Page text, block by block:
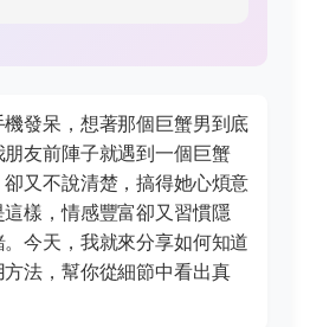
發呆，想著那個巨蟹男到底
友前陣子就遇到一個巨蟹
又不說清楚，搞得她心煩意
樣，情感豐富卻又習慣隱
今天，我就來分享如何知道
法，幫你從細節中看出真